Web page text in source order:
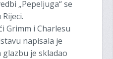
„Pepeljuga“ se
Grimm i Charlesu
napisala je
je skladao